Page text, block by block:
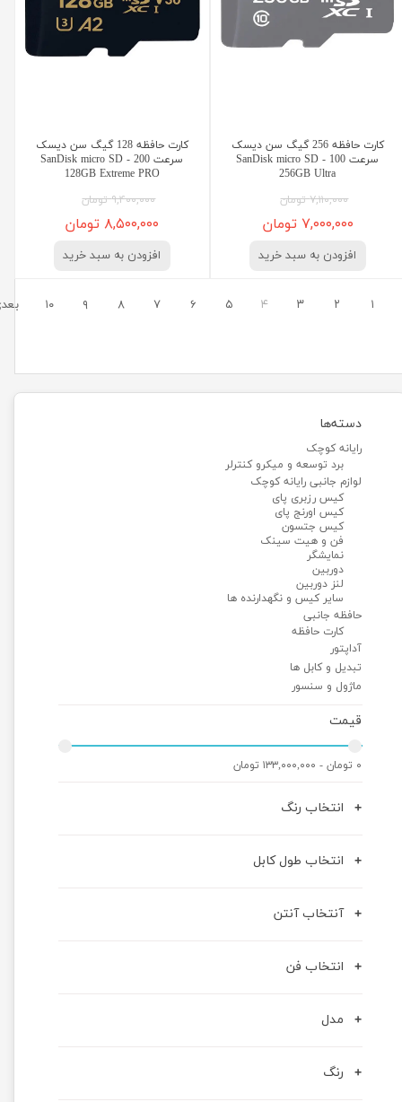
دسته‌ها
رایانه کوچک
برد توسعه و میکرو کنترلر
لوازم جانبی رایانه کوچک
کیس رزبری پای
کیس اورنج پای
کیس جتسون
فن و هیت سینک
نمایشگر
دوربین
لنز دوربین
سایر کیس و نگهدارنده ها
حافظه جانبی
کارت حافظه
آداپتور
تبدیل و کابل ها
ماژول و سنسور
قیمت
۰ تومان - ۱۳۳,۰۰۰,۰۰۰ تومان
انتخاب رنگ
انتخاب طول کابل
آنتخاب آنتن
انتخاب فن
مدل
رنگ
کارت حافظه 256 گیگ سن دیسک
سرعت 100 - SanDisk micro SD
256GB Ultra
۷,۱۱۰,۰۰۰ تومان
۷,۰۰۰,۰۰۰ تومان
افزودن به سبد خرید
کارت حافظه 128 گیگ سن دیسک
سرعت 200 - SanDisk micro SD
128GB Extreme PRO
۹,۴۰۰,۰۰۰ تومان
۸,۵۰۰,۰۰۰ تومان
افزودن به سبد خرید
۱ ۲ ۳ ۴ ۵ ۶ ۷ ۸ ۹ ۱۰